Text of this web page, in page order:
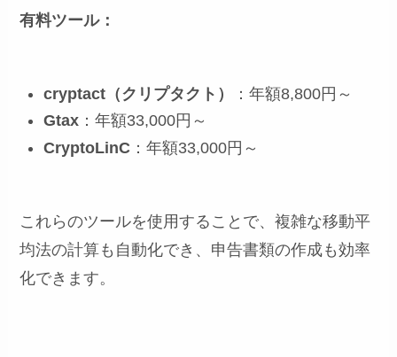
有料ツール：
cryptact（クリプタクト）
：年額8,800円～
Gtax ：年額33,000円～
CryptoLinC ：年額33,000円～
これらのツールを使用することで、複雑な移動平
均法の計算も自動化でき、申告書類の作成も効率
化できます。